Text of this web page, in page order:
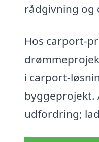
rådgivning og
Hos carport-
i carport-
byggeprojekt.
udfordring;